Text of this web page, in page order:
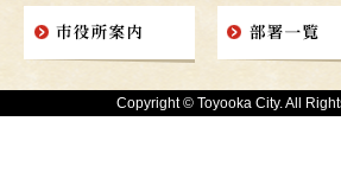
Copyright © Toyooka City. All